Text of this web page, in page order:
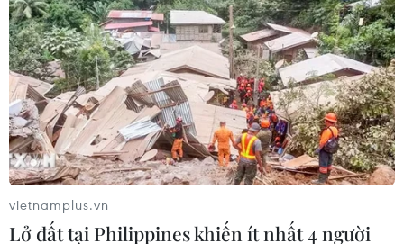
Theo dõi VietnamPlus
TIN LIÊN QUAN
vietnamplus.vn
Lở đất tại Philippines khiến ít nhất 4 người